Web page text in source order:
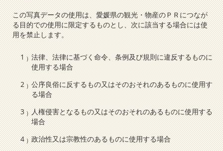
この写真データの使用は、愛媛県の観光・物産のＰＲにつなが
る目的での使用に限定するものとし、次に該当する場合には使
用を禁止します。
法律、法律に基づく命令、条例及び規則に違反するものに
使用する場合
公序良俗に反するもの又はそのおそれのあるものに使用す
る場合
人権侵害となるもの又はそのおそれのあるものに使用する
場合
政治性又は宗教性のあるものに使用する場合